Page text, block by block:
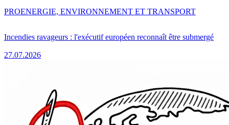
Incendies ravageurs : l'exécutif européen reconnaît être submergé
27.07.2026
PROENERGIE, ENVIRONNEMENT ET TRANSPORT